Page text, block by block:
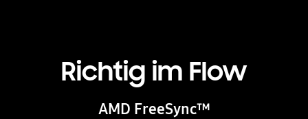
Richtig im Flow
AMD FreeSync™